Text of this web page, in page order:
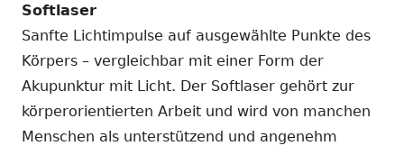
Softlaser
Sanfte Lichtimpulse auf ausgewählte Punkte des
Körpers – vergleichbar mit einer Form der
Akupunktur mit Licht. Der Softlaser gehört zur
körperorientierten Arbeit und wird von manchen
Menschen als unterstützend und angenehm